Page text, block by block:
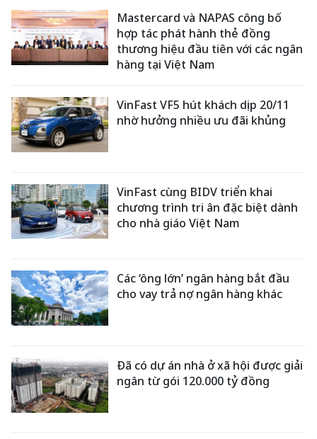
Mastercard và NAPAS công bố
hợp tác phát hành thẻ đồng
thương hiệu đầu tiên với các ngân
hàng tại Việt Nam
VinFast VF5 hút khách dịp 20/11
nhờ hưởng nhiều ưu đãi khủng
VinFast cùng BIDV triển khai
chương trình tri ân đặc biệt dành
cho nhà giáo Việt Nam
Các ‘ông lớn’ ngân hàng bắt đầu
cho vay trả nợ ngân hàng khác
Đã có dự án nhà ở xã hội được giải
ngân từ gói 120.000 tỷ đồng